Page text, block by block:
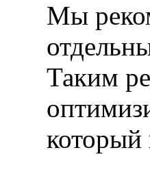
Мы
Таким
который